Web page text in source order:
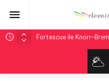
Fortescue ile Knorr-
Stadler, Austin’e 21